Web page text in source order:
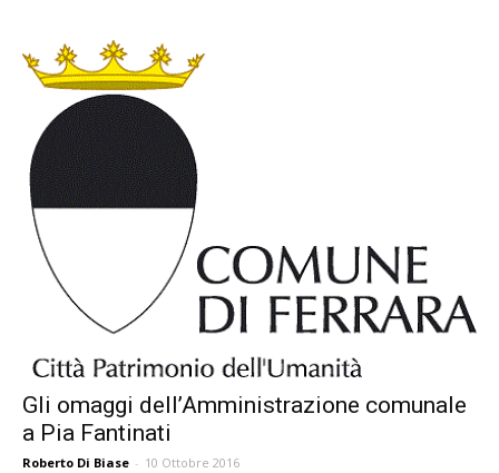
Gli omaggi dell’Amministrazione comunale
a Pia Fantinati
Roberto Di Biase - 10 Ottobre 2016